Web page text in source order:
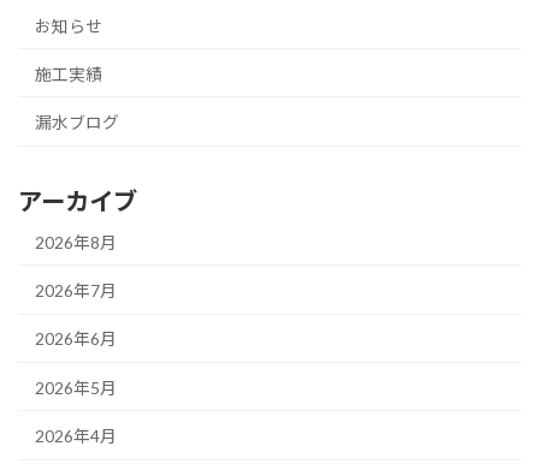
お知らせ
施工実績
漏水ブログ
アーカイブ
2026年8月
2026年7月
2026年6月
2026年5月
2026年4月